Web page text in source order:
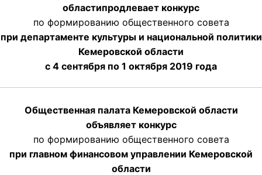
областипродлевает конкурс
по формированию общественного совета
при департаменте культуры и национальной политики
Кемеровской области
с 4 сентября по 1 октября 2019 года
Общественная палата Кемеровской области
объявляет конкурс
по формированию общественного совета
при главном финансовом управлении Кемеровской
области